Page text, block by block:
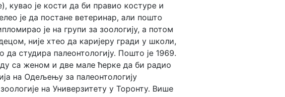
кувао је кости да би правио костуре и
је да постане ветеринар, али пошто
је на групи за зоологију, а потом
није хтео да каријеру гради у школи,
студира палеонтологију. Пошто је 1969.
са женом и две мале ћерке да би радио
на Одељењу за палеонтологију
на Универзитету у Торонту. Више